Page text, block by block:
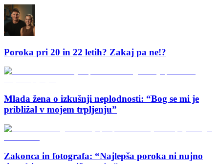
Poroka pri 20 in 22 letih? Zakaj pa ne!?
Mlada žena o izkušnji neplodnosti: “Bog se mi je
približal v mojem trpljenju”
Zakonca in fotografa: “Najlepša poroka ni nujno